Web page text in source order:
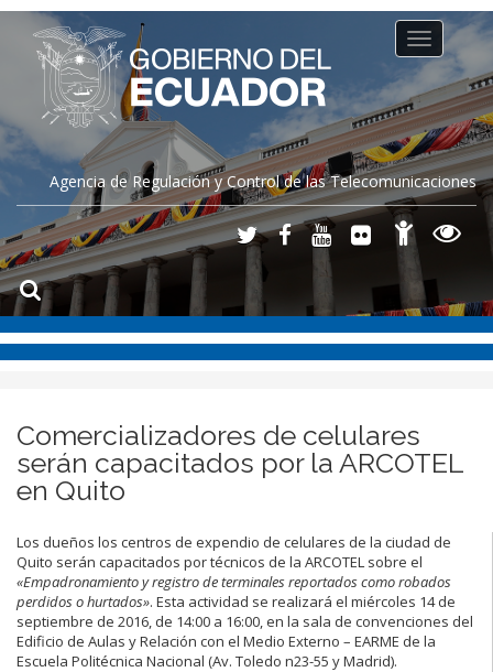
Agencia de Regulación y Control de las Telecomunicaciones
Toggle
navigation
Comercializadores de celulares
serán capacitados por la ARCOTEL
en Quito
Los dueños los centros de expendio de celulares de la ciudad de
Quito serán capacitados por técnicos de la ARCOTEL sobre el
«Empadronamiento y registro de terminales reportados como robados
perdidos o hurtados». Esta actividad se realizará el miércoles 14 de
septiembre de 2016, de 14:00 a 16:00, en la sala de convenciones del
Edificio de Aulas y Relación con el Medio Externo – EARME de la
Escuela Politécnica Nacional (Av. Toledo n23-55 y Madrid).